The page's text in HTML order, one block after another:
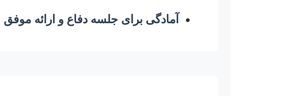
آمادگی برای جلسه دفاع و ارائه موفق